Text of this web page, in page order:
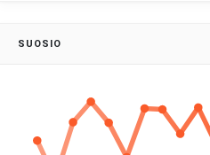
SUOSIO